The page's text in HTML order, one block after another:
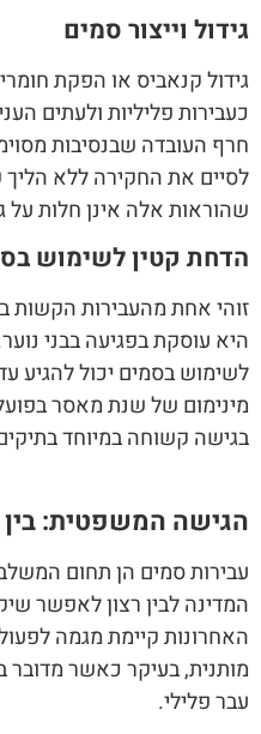
גידול וייצור סמים
גידול קנאביס או הפקת
כעבירות פליליות ולעתים
חרף העובדה שבנסיבות
לסיים את החקירה ללא הליך
שהוראות אלה אינן חלות על
הדחת קטין לשימוש
זוהי אחת מהעבירות הקשות
היא עוסקת בפגיעה בבני
מינימום של שנת מאסר
בגישה קשוחה במיוחד
הגישה המשפטית:
עבירות סמים הן תחום
המדינה לבין רצון לאפשר
האחרונות קיימת מגמה
מותנית, בעיקר כאשר מדובר
עבר פלילי.